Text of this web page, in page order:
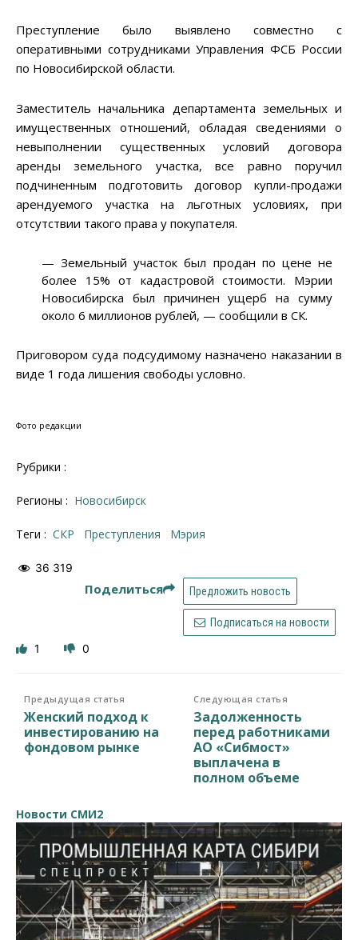
Преступление было выявлено совместно с
оперативными сотрудниками Управления ФСБ России
по Новосибирской области.
Заместитель начальника департамента земельных и
имущественных отношений, обладая сведениями о
невыполнении существенных условий договора
аренды земельного участка, все равно поручил
подчиненным подготовить договор купли-продажи
арендуемого участка на льготных условиях, при
отсутствии такого права у покупателя.
— Земельный участок был продан по цене не
более 15% от кадастровой стоимости. Мэрии
Новосибирска был причинен ущерб на сумму
около 6 миллионов рублей, — сообщили в СК.
Приговором суда подсудимому назначено наказании в
виде 1 года лишения свободы условно.
Фото редакции
Рубрики :
Регионы : Новосибирск
Теги : СКР преступления Мэрия
36 319
Поделиться Предложить новость
Подписаться на новости
1 0
Предыдущая статья
Женский подход к
инвестированию на
фондовом рынке
Следующая статья
Задолженность
перед работниками
АО «Сибмост»
выплачена в
полном объеме
Новости СМИ2